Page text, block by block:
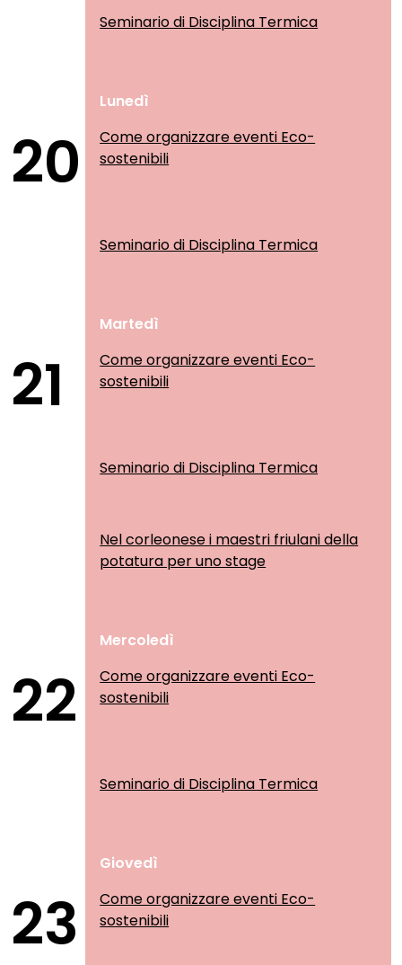
Seminario di Disciplina Termica
20
Lunedì
Come organizzare eventi Eco-
sostenibili
Seminario di Disciplina Termica
21
Martedì
Come organizzare eventi Eco-
sostenibili
Seminario di Disciplina Termica
Nel corleonese i maestri friulani della
potatura per uno stage
22
Mercoledì
Come organizzare eventi Eco-
sostenibili
Seminario di Disciplina Termica
23
Giovedì
Come organizzare eventi Eco-
sostenibili